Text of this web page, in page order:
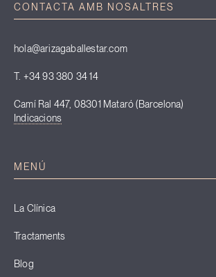
CONTACTA AMB NOSALTRES
hola@arizagaballestar.com
T. +34 93 380 34 14
Camí Ral 447, 08301 Mataró (Barcelona)
Indicacions
MENÚ
La Clínica
Tractaments
Blog